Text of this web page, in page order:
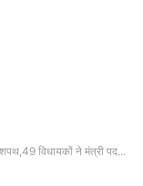
विधायकों ने मंत्री पद...